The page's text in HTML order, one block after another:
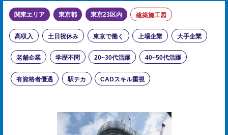
関東エリア 東京都 東京23区内 建築施工図
高収入 土日祝休み 東京で働く 上場企業 大手企業
老舗企業 学歴不問 20~30代活躍 40~50代活躍
有資格者優遇 駅チカ CADスキル重視